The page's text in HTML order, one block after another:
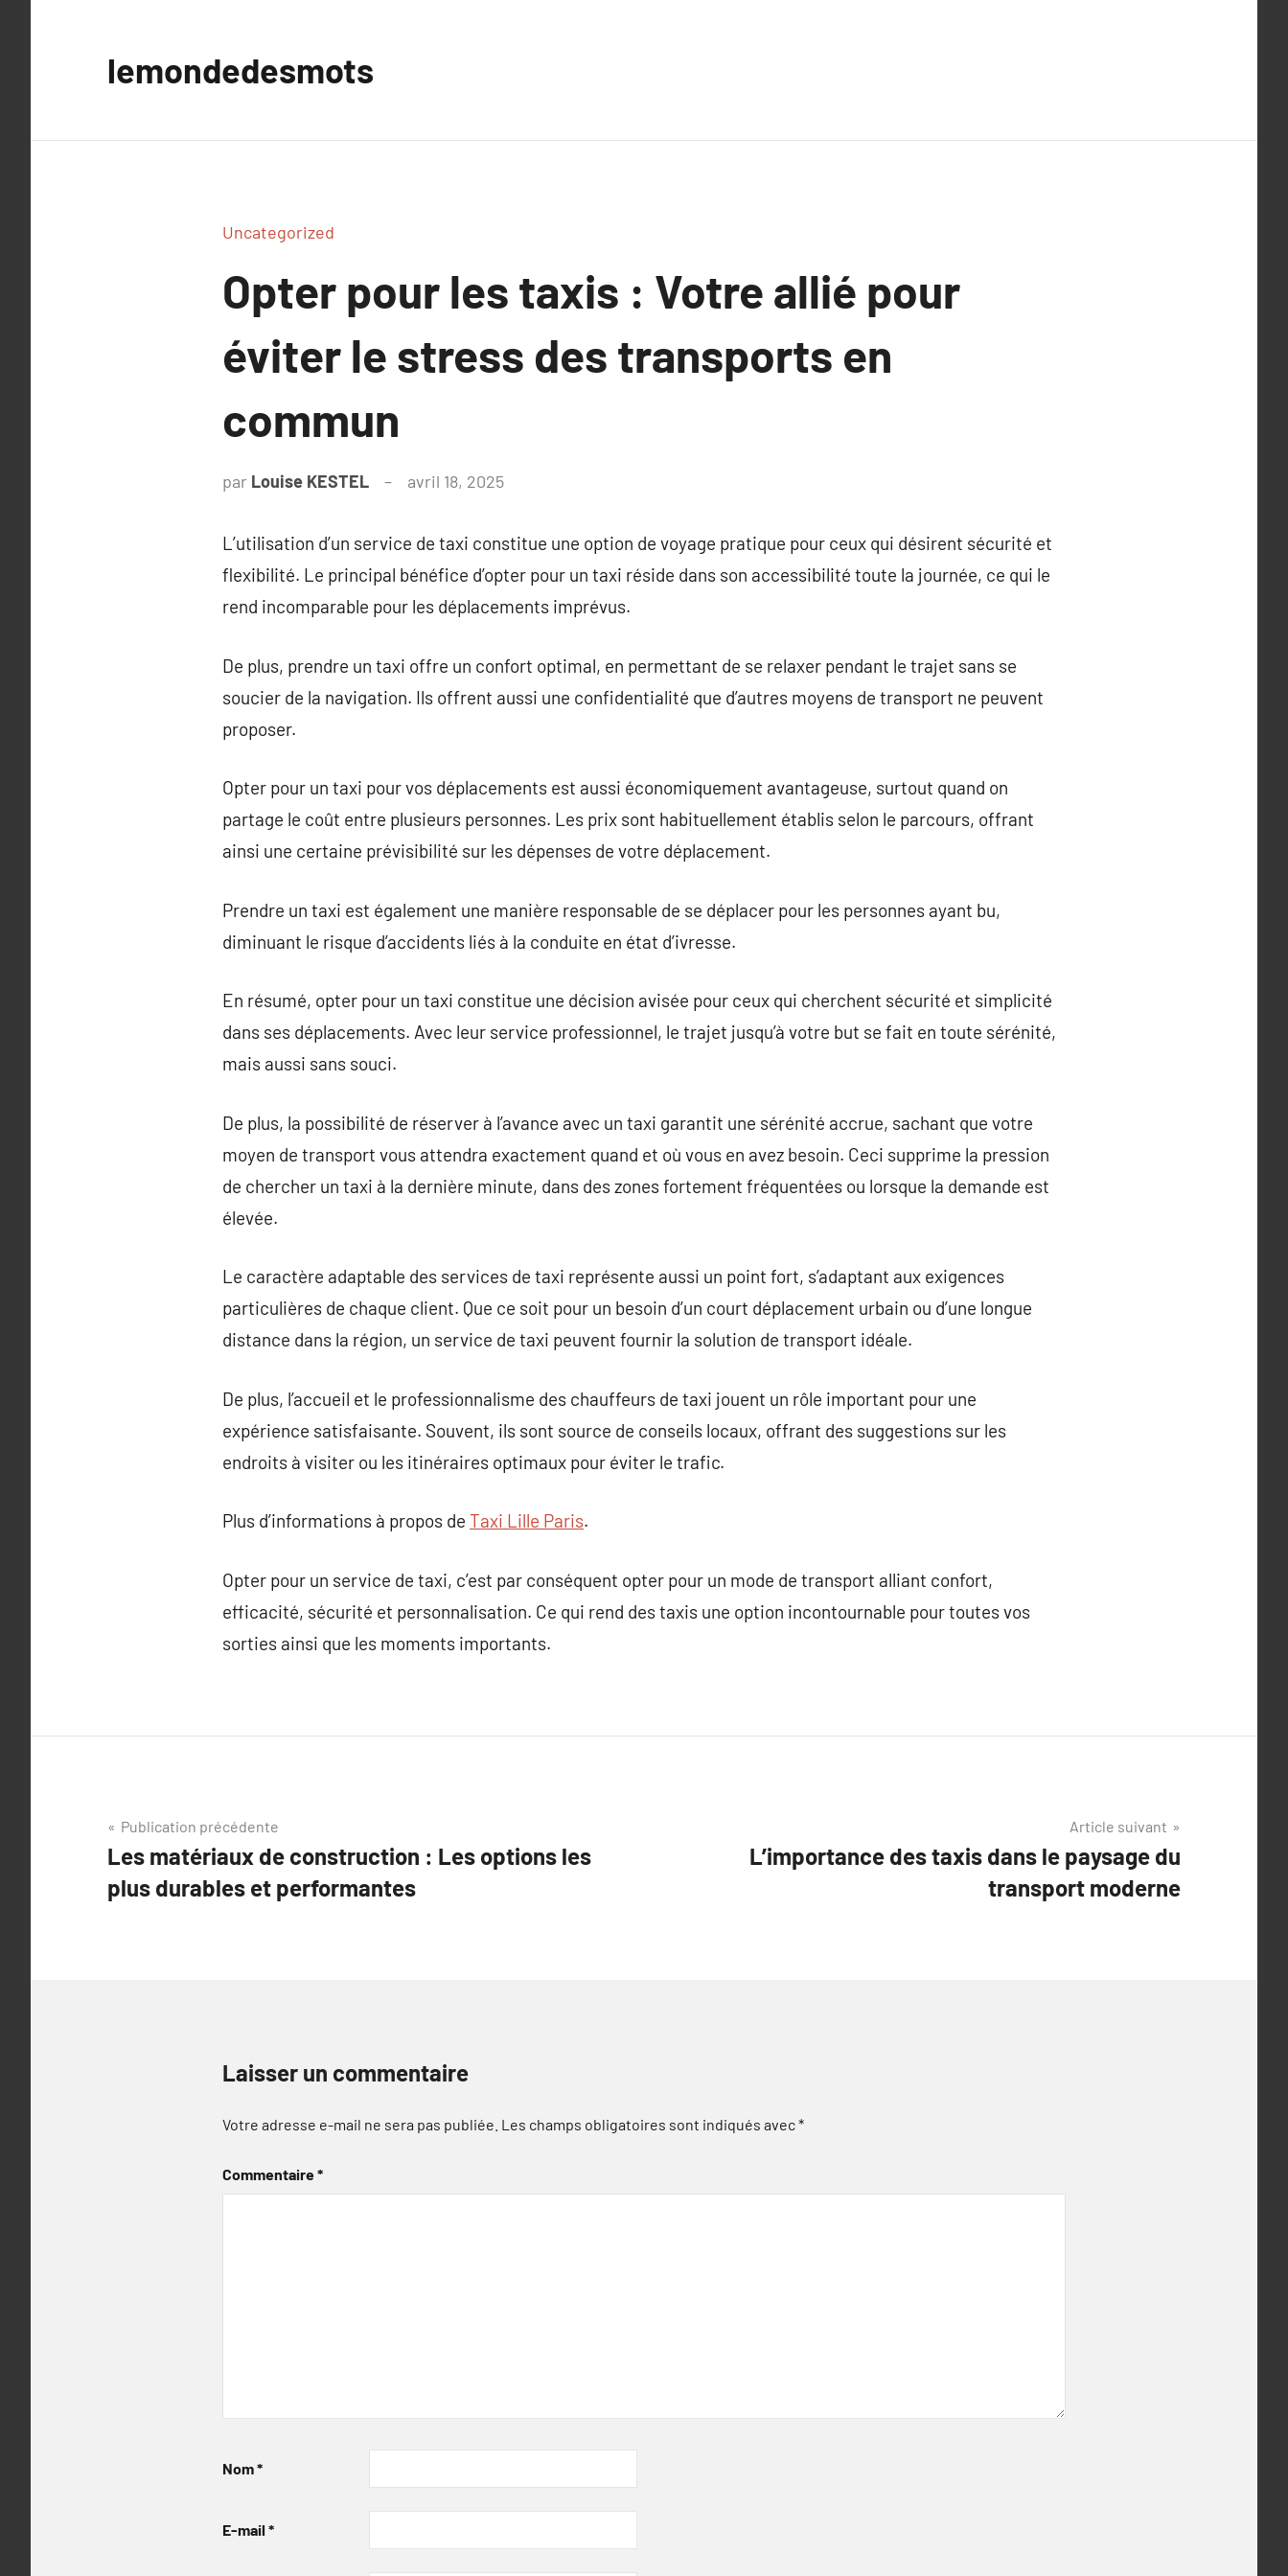
lemondedesmots
Uncategorized
Opter pour les taxis : Votre allié pour
éviter le stress des transports en
commun
par Louise KESTEL avril 18, 2025
L’utilisation d’un service de taxi constitue une option de voyage pratique pour ceux qui désirent sécurité et
flexibilité. Le principal bénéfice d’opter pour un taxi réside dans son accessibilité toute la journée, ce qui le
rend incomparable pour les déplacements imprévus.
De plus, prendre un taxi offre un confort optimal, en permettant de se relaxer pendant le trajet sans se
soucier de la navigation. Ils offrent aussi une confidentialité que d’autres moyens de transport ne peuvent
proposer.
Opter pour un taxi pour vos déplacements est aussi économiquement avantageuse, surtout quand on
partage le coût entre plusieurs personnes. Les prix sont habituellement établis selon le parcours, offrant
ainsi une certaine prévisibilité sur les dépenses de votre déplacement.
Prendre un taxi est également une manière responsable de se déplacer pour les personnes ayant bu,
diminuant le risque d’accidents liés à la conduite en état d’ivresse.
En résumé, opter pour un taxi constitue une décision avisée pour ceux qui cherchent sécurité et simplicité
dans ses déplacements. Avec leur service professionnel, le trajet jusqu’à votre but se fait en toute sérénité,
mais aussi sans souci.
De plus, la possibilité de réserver à l’avance avec un taxi garantit une sérénité accrue, sachant que votre
moyen de transport vous attendra exactement quand et où vous en avez besoin. Ceci supprime la pression
de chercher un taxi à la dernière minute, dans des zones fortement fréquentées ou lorsque la demande est
élevée.
Le caractère adaptable des services de taxi représente aussi un point fort, s’adaptant aux exigences
particulières de chaque client. Que ce soit pour un besoin d’un court déplacement urbain ou d’une longue
distance dans la région, un service de taxi peuvent fournir la solution de transport idéale.
De plus, l’accueil et le professionnalisme des chauffeurs de taxi jouent un rôle important pour une
expérience satisfaisante. Souvent, ils sont source de conseils locaux, offrant des suggestions sur les
endroits à visiter ou les itinéraires optimaux pour éviter le trafic.
Plus d’informations à propos de Taxi Lille Paris.
Opter pour un service de taxi, c’est par conséquent opter pour un mode de transport alliant confort,
efficacité, sécurité et personnalisation. Ce qui rend des taxis une option incontournable pour toutes vos
sorties ainsi que les moments importants.
Navigation
de
l’article
Publication précédente
Les matériaux de construction : Les options les
plus durables et performantes
Article suivant
L’importance des taxis dans le paysage du
transport moderne
Laisser un commentaire
Votre adresse e-mail ne sera pas publiée. Les champs obligatoires sont indiqués avec*
Commentaire*
Nom*
E-mail *